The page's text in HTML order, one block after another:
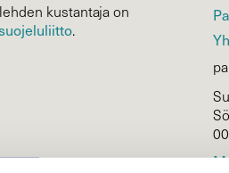
kustantaja on
.